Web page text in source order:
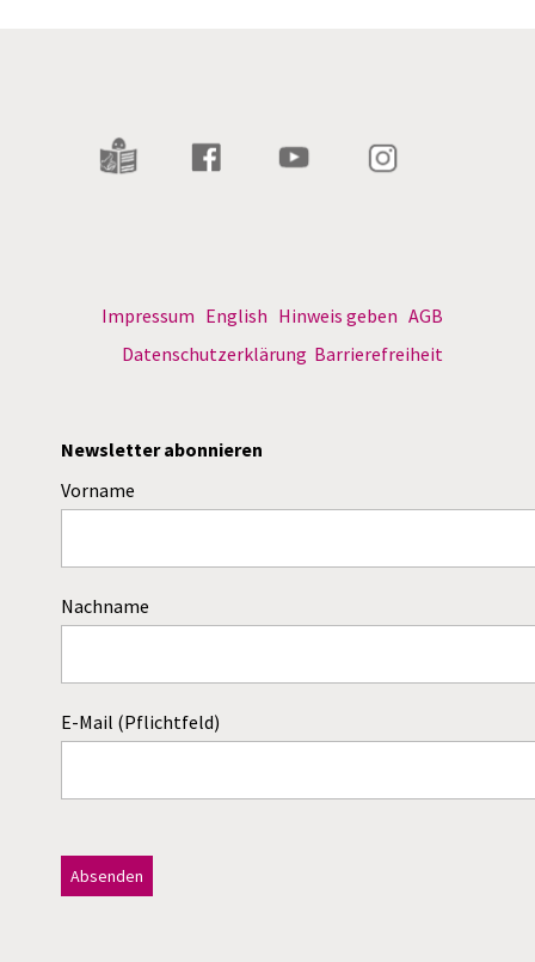
Impressum English Hinweis geben AGB
Datenschutzerklärung Barrierefreiheit
Newsletter abonnieren
Vorname
Nachname
E-Mail (Pflichtfeld)